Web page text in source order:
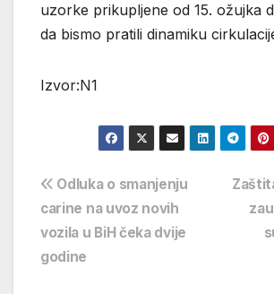
uzorke prikupljene od 15. ožujka
da bismo pratili dinamiku
Izvor:N1
Navigacija
objava
Odluka o smanjenju
carine na uvoz novih
vozila u BiH čeka dvije
godine